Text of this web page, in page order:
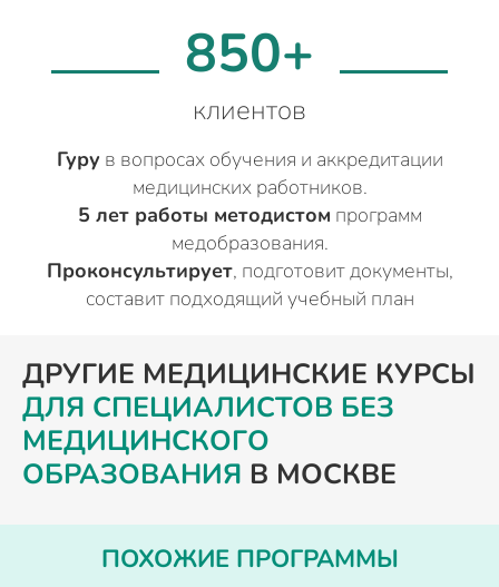
850+
клиентов
Гуру в вопросах обучения и аккредитации
медицинских работников.
5 лет работы методистом программ
медобразования.
Проконсультирует, подготовит документы,
составит подходящий учебный план
ДРУГИЕ МЕДИЦИНСКИЕ КУРСЫ
ДЛЯ СПЕЦИАЛИСТОВ БЕЗ
МЕДИЦИНСКОГО
ОБРАЗОВАНИЯ В МОСКВЕ
ПОХОЖИЕ ПРОГРАММЫ